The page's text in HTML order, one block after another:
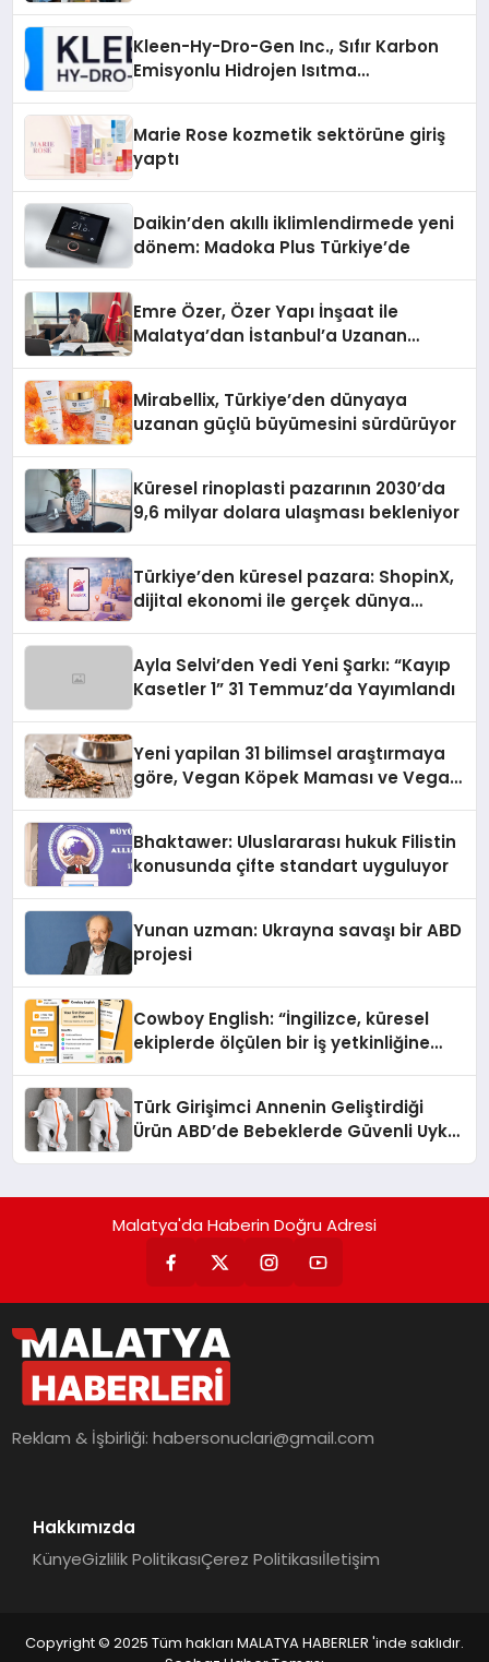
Kleen-Hy-Dro-Gen Inc., Sıfır Karbon
Emisyonlu Hidrojen Isıtma
Marie Rose kozmetik sektörüne giriş
yaptı
Daikin’den akıllı iklimlendirmede yeni
dönem: Madoka Plus Türkiye’de
Emre Özer, Özer Yapı İnşaat ile
Malatya’dan İstanbul’a Uzanan
Mirabellix, Türkiye’den dünyaya
uzanan güçlü büyümesini sürdürüyor
Küresel rinoplasti pazarının 2030’da
9,6 milyar dolara ulaşması bekleniyor
Türkiye’den küresel pazara: ShopinX,
dijital ekonomi ile gerçek dünya
Ayla Selvi’den Yedi Yeni Şarkı: “Kayıp
Kasetler 1” 31 Temmuz’da Yayımlandı
Yeni yapilan 31 bilimsel araştırmaya
göre, Vegan Köpek Maması ve Vegan
Bhaktawer: Uluslararası hukuk Filistin
konusunda çifte standart uyguluyor
Yunan uzman: Ukrayna savaşı bir ABD
projesi
Cowboy English: “İngilizce, küresel
ekiplerde ölçülen bir iş yetkinliğine
Türk Girişimci Annenin Geliştirdiği
Ürün ABD’de Bebeklerde Güvenli Uyku
Malatya'da Haberin Doğru Adresi
Reklam & İşbirliği:habersonuclari@gmail.com
Hakkımızda
KünyeGizlilik PolitikasıÇerez Politikasıİletişim
Copyright © 2025 Tüm hakları MALATYA HABERLER 'inde saklıdır.